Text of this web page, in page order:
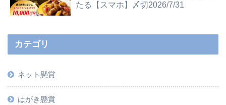
たる【スマホ】〆切2026/7/31
カテゴリ
ネット懸賞
はがき懸賞